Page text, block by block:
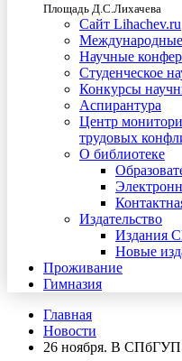
Площадь Д.С.Лихачева
Сайт Lihachev.ru
Международные
Научные
Студенческое
Конкурсы
Аспирантура
Центр
трудовых
О библиотеке
Издательство
Издания
Новые
Проживание
Гимназия
Главная
Новости
26 ноября. В СПбГУП